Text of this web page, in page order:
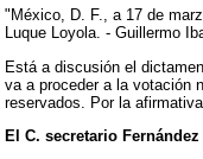
"México, D. F., a 17 de
Luque Loyola. - Guillermo
Está a discusión el
va a proceder a la votación
reservados. Por la afirmativa.
El C. secretario